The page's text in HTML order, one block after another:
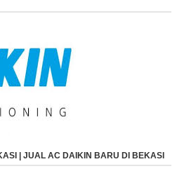
| JUAL AC DAIKIN BARU DI BEKASI